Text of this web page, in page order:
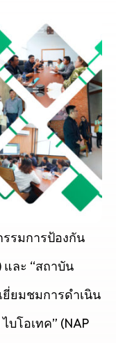
รรมการป้องกัน
และ “สถาบัน
ยี่ยมชมการดำเนิน
บโอเทค” (NAP